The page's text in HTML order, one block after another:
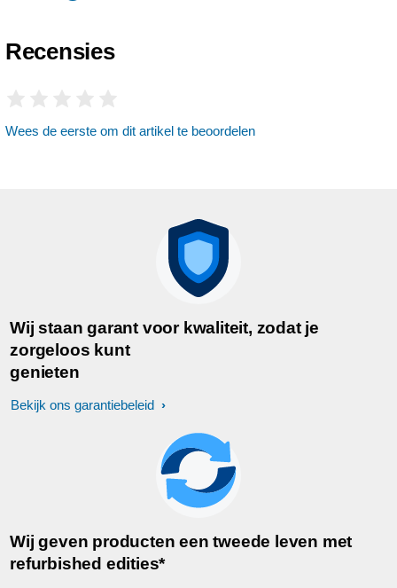
Recensies
Wees de eerste om dit artikel te beoordelen
Wij staan garant voor kwaliteit, zodat je
zorgeloos kunt
genieten
Bekijk ons garantiebeleid
Wij geven producten een tweede leven met
refurbished edities*